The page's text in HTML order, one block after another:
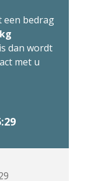
een bedrag
dan wordt
met u